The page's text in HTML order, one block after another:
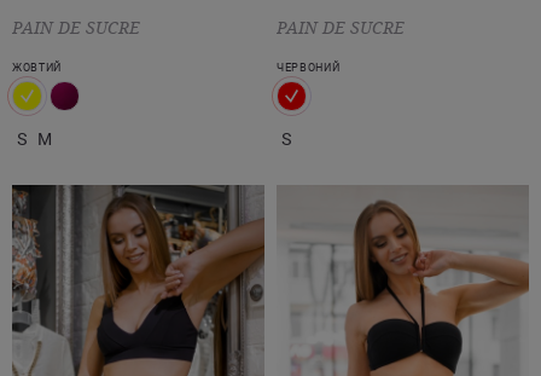
PAIN DE SUCRE
ЖОВТИЙ
S M
PAIN DE SUCRE
ЧЕРВОНИЙ
S